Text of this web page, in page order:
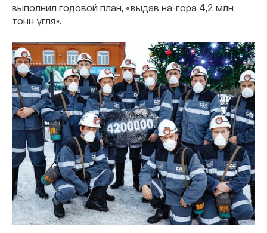
выполнил годовой план, «выдав на-гора 4,2 млн
тонн угля».